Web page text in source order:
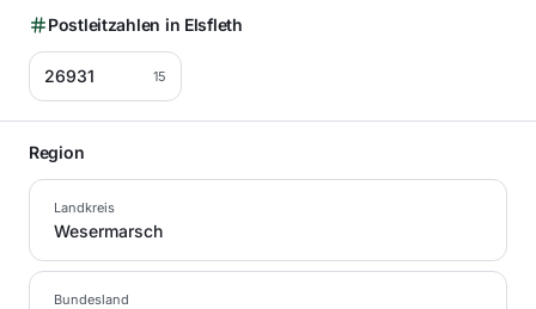
Postleitzahlen in Elsfleth
26931 15
Region
Landkreis
Wesermarsch
Bundesland